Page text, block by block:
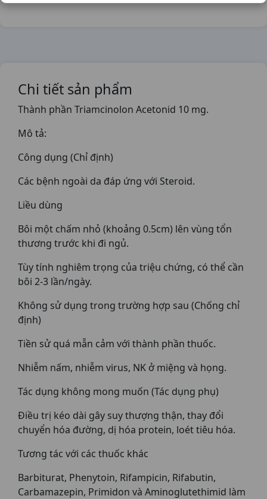
Chi tiết sản phẩm
Thành phần Triamcinolon Acetonid 10 mg.
Mô tả:
Công dụng (Chỉ định)
Các bệnh ngoài da đáp ứng với Steroid.
Liều dùng
Bôi một chấm nhỏ (khoảng 0.5cm) lên vùng tổn
thương trước khi đi ngủ.
Tùy tính nghiêm trọng của triệu chứng, có thể cần
bôi 2-3 lần/ngày.
Không sử dụng trong trường hợp sau (Chống chỉ
định)
Tiền sử quá mẫn cảm với thành phần thuốc.
Nhiễm nấm, nhiễm virus, NK ở miệng và họng.
Tác dụng không mong muốn (Tác dụng phụ)
Điều trị kéo dài gây suy thượng thận, thay đổi
chuyển hóa đường, dị hóa protein, loét tiêu hóa.
Tương tác với các thuốc khác
Barbiturat, Phenytoin, Rifampicin, Rifabutin,
Carbamazepin, Primidon và Aminoglutethimid làm